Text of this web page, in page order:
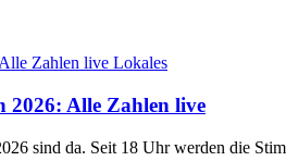
Lokales
2026: Alle Zahlen live
sind da. Seit 18 Uhr werden die